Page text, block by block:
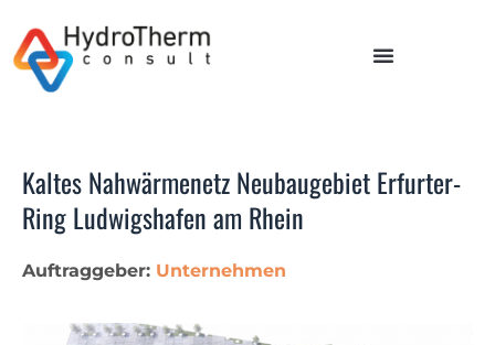
Kaltes Nahwärmenetz Neubaugebiet Erfurter-
Ring Ludwigshafen am Rhein
Auftraggeber: Unternehmen